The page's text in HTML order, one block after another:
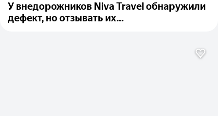
У внедорожников Niva Travel обнаружили
дефект, но отзывать их...